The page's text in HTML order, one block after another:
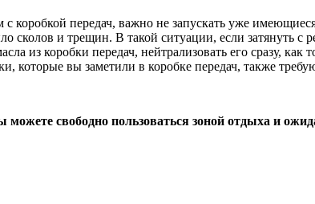
коробкой передач, важно не запускать уже
сколов и трещин. В такой ситуации, если затянуть с
из коробки передач, нейтрализовать его сразу,
которые вы заметили в коробке передач, также
свободно пользоваться зоной отдыха и